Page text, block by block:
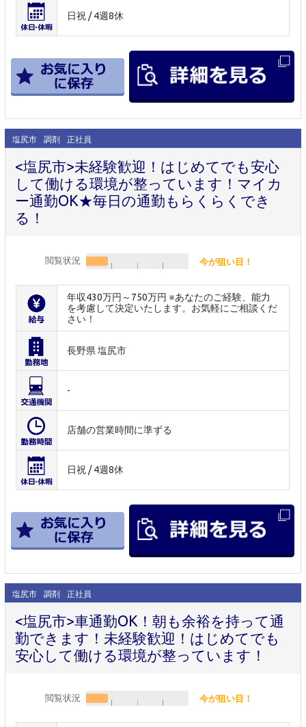
日祝 / 4週8休
塩尻市 調剤 正社員
<塩尻市>未経験歓迎！はじめてでも安心
して働ける環境が整っています！マイカ
ー通勤OK★毎日の通勤もらくらくでき
る！
閲覧状況 今が狙い目！
年収430万円～750万円 ※あなたのご経験、能力
を考慮して決定いたします。お気軽にご相談くだ
さい！
長野県 塩尻市
-
店舗の営業時間に準ずる
日祝 / 4週8休
塩尻市 調剤 正社員
<塩尻市>車通勤OK！朝も余裕を持って通
勤できます！未経験歓迎！はじめてでも
安心して働ける環境が整っています！
閲覧状況 今が狙い目！